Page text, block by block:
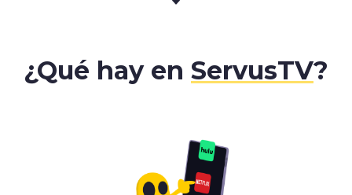
¿Qué hay en ServusTV?